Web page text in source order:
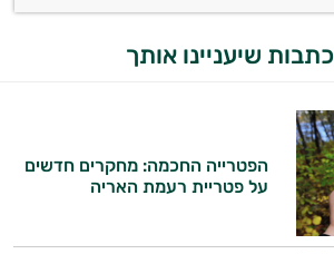
שיעניינו אותך
הפטרייה החכמה: מחקרים חדשים
על פטריית רעמת האריה